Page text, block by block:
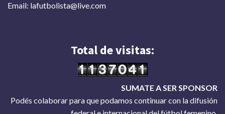
Email: lafutbolista@live.com
Total de visitas:
SUMATE A SER SPONSOR
Podés colaborar para que podamos continuar con la difusión